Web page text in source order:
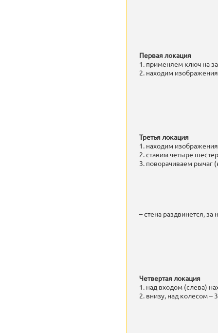
Первая локация
1. применяем ключ на
2. находим
Третья локация
1. находим
2. ставим четыре
3. поворачиваем рычаг
– стена раздвинется,
Четвертая локация
1. над входом (слева)
2. внизу, над колесом –